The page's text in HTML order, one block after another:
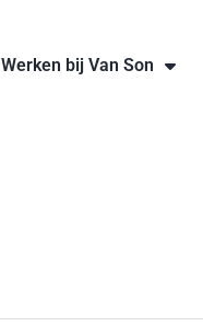
Werken bij Van Son